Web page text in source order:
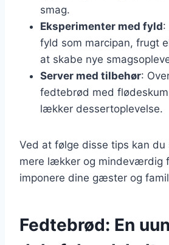
smag.
Eksperimenter med fyld:
fyld som marcipan, frugt
at skabe nye
Server med tilbehør:
fedtebrød med
lækker dessertoplevelse.
Ved at følge disse tips kan du
mere lækker og mindeværdig
imponere dine gæster og
Fedtebrød: En